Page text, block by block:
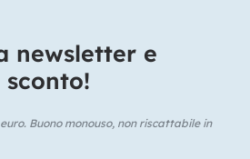
newsletter e
Buono monouso, non riscattabile in